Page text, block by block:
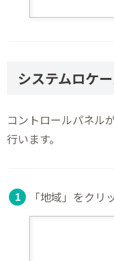
システムロケ
コントロールパネル
行います。
「地域」をクリ